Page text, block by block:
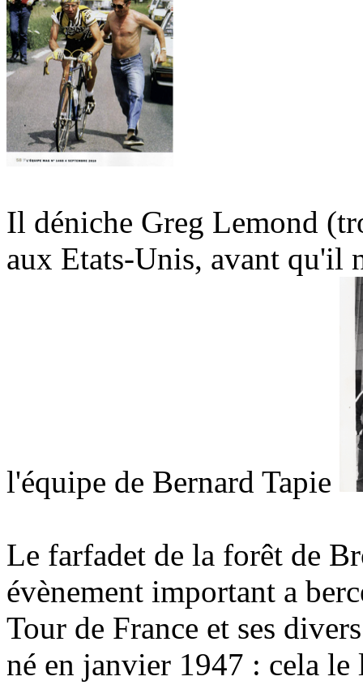
Il déniche Greg Lemond
aux Etats-Unis, avant qu'il
l'équipe de Bernard Tapie
Le farfadet de la forêt de
évènement important a
Tour de France et ses
né en janvier 1947 : cela